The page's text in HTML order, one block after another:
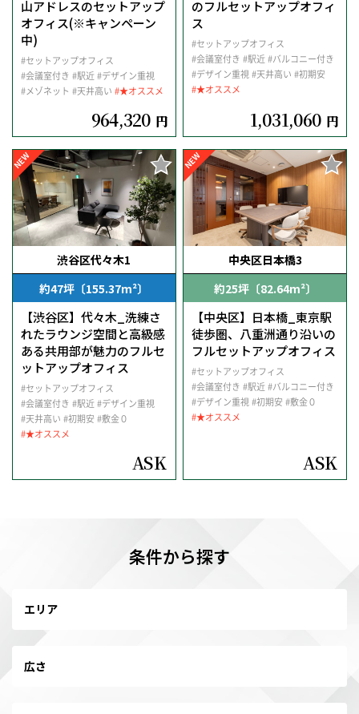
山アドレスのセットアップ
オフィス(※キャンペーン
中)
#セットアップオフィス
#会議室付き #駅近#デザイン重視
#メゾネット #天井高い #★オススメ
964,320 円
のフルセットアップオフィ
ス
#セットアップオフィス
#会議室付き #駅近#バルコニー付き
#デザイン重視#天井高い #初期安
#★オススメ
1,031,060 円
NEW
渋谷区代々木1
約47坪〔155.37m²〕
【渋谷区】代々木_洗練さ
れたラウンジ空間と高級感
ある共用部が魅力のフルセ
ットアップオフィス
#セットアップオフィス
#会議室付き #駅近#デザイン重視
#天井高い #初期安 #敷金０
#★オススメ
ASK
NEW
中央区日本橋3
約25坪〔82.64m²〕
【中央区】日本橋_東京駅
徒歩圏、八重洲通り沿いの
フルセットアップオフィス
#セットアップオフィス
#会議室付き #駅近#バルコニー付き
#デザイン重視#初期安 #敷金０
#★オススメ
ASK
条件から探す
エリア
広さ